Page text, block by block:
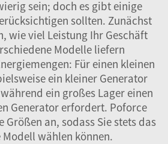
sein; doch es gibt einige
sollten. Zunächst
wie viel Leistung Ihr Geschäft
Modelle liefern
Für einen kleinen
ein kleiner Generator
ein großes Lager einen
Generator erfordert. Poforce
Größen an, sodass Sie stets das
Modell wählen können.